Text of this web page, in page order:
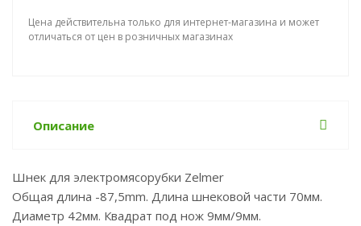
Цена действительна только для интернет-магазина и может
отличаться от цен в розничных магазинах
Описание
Шнек для электромясорубки Zelmer
Общая длина -87,5mm. Длина шнековой части 70мм.
Диаметр 42мм. Квадрат под нож 9мм/9мм.